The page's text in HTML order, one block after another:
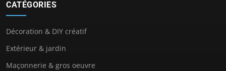
CATÉGORIES
Décoration & DIY créatif
Extérieur & jardin
Maçonnerie & gros oeuvre